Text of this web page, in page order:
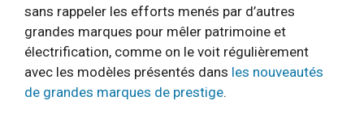
sans rappeler les efforts menés par d’autres
grandes marques pour mêler patrimoine et
électrification, comme on le voit régulièrement
avec les modèles présentés dans les nouveautés
de grandes marques de prestige.